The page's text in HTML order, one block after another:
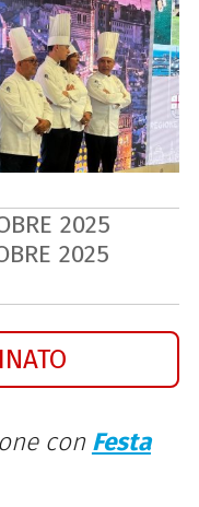
2025
2025
con Festa